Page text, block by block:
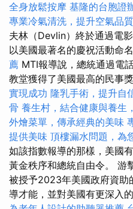
全身放鬆按摩 基隆的台胞證
專業冷氣清洗，提升空氣品質
夫林（Devlin）終於通過電
以美國最著名的慶祝活動命
薦 MTI報導說，總統通過電
教堂獲得了美國最高的民事獎
實現成功 隆乳手術，提升自
骨 養生村，結合健康與養生
外燴菜單，傳承經典的美味
提供美味 頂樓漏水問題，為
如該指數報導的那樣，美國
黃金秩序和總統自由令。
被授予2023年美國政府資助
導才能，並對美國有更深入